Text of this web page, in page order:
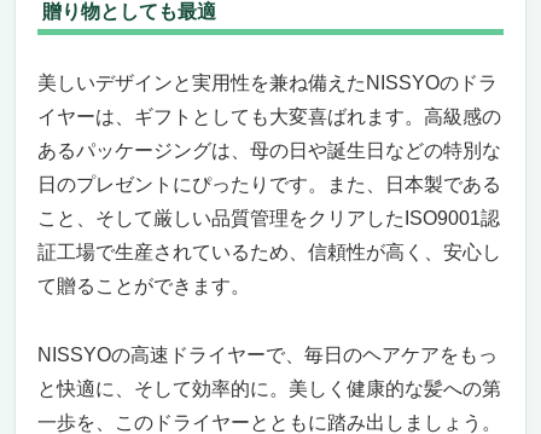
贈り物としても最適
美しいデザインと実用性を兼ね備えたNISSYOのドラ
イヤーは、ギフトとしても大変喜ばれます。高級感の
あるパッケージングは、母の日や誕生日などの特別な
日のプレゼントにぴったりです。また、日本製である
こと、そして厳しい品質管理をクリアしたISO9001認
証工場で生産されているため、信頼性が高く、安心し
て贈ることができます。
NISSYOの高速ドライヤーで、毎日のヘアケアをもっ
と快適に、そして効率的に。美しく健康的な髪への第
一歩を、このドライヤーとともに踏み出しましょう。